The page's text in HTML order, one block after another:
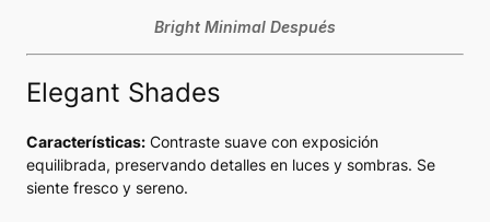
Bright Minimal Después
Elegant Shades
Características: Contraste suave con exposición
equilibrada, preservando detalles en luces y sombras. Se
siente fresco y sereno.